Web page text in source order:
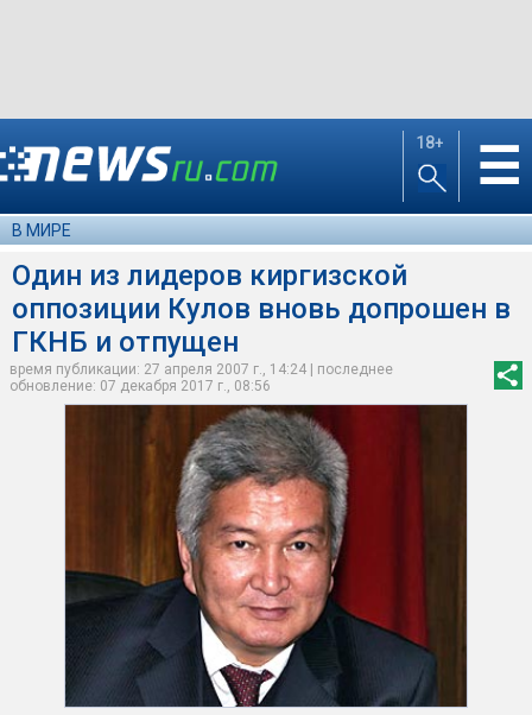
18+ ☰
В МИРЕ
Один из лидеров киргизской
оппозиции Кулов вновь допрошен в
ГКНБ и отпущен
время публикации: 27 апреля 2007 г., 14:24 | последнее
обновление: 07 декабря 2017 г., 08:56